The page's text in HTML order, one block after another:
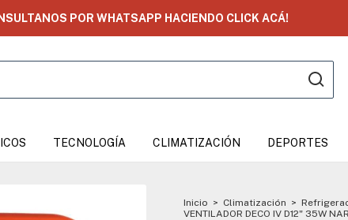
POR WHATSAPP HACIENDO CLICK ACÁ!
TECNOLOGÍA CLIMATIZACIÓN DEPORTES
Inicio > Climatización >
VENTILADOR DECO IV D12" 35W